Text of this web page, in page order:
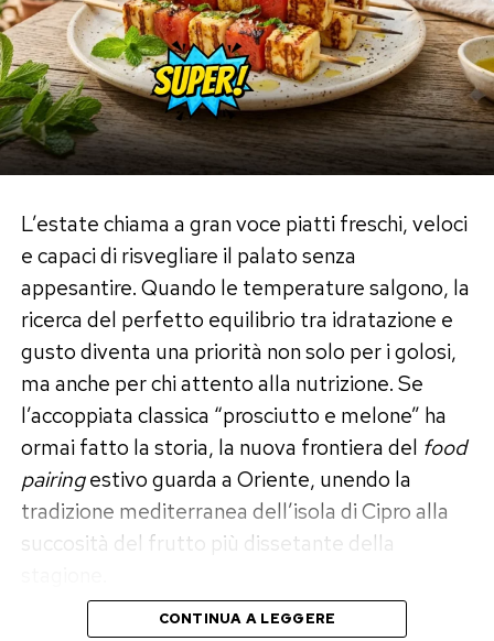
Per realizzare circa quattro vasi di conserva
occorrono:
Peperoni rossi dolci (varietà a corno):3 chili
Melanzane: 1 chilo
Aglio:2 spicchi tritati finemente
Aceto di vino bianco:2 cucchiai
Sale fino e pepe nero:q.b.
La scelta tradizionale predilige peperoni rossi
carnosi e poco idrici, essenziali per evitare che la
salsa risulti troppo liquida al termine della
cottura.
Il procedimento tradizionale e i
segreti della cottura
Il processo di lavorazione richiede pazienza e
rispetto dei tempi di riposo per consentire alle
L’estate chiama a gran voce piatti freschi, veloci
e capaci di risvegliare il palato senza
appesantire. Quando le temperature salgono, la
ricerca del perfetto equilibrio tra idratazione e
gusto diventa una priorità non solo per i golosi,
ma anche per chi attento alla nutrizione. Se
l’accoppiata classica “prosciutto e melone” ha
ormai fatto la storia, la nuova frontiera del food
pairingestivo guarda a Oriente, unendo la
tradizione mediterranea dell’isola di Cipro alla
succosità del frutto più dissetante della
Parliamo dell’incontro ravvicinato tra l’Halloumi
CONTINUA A LEGGERE